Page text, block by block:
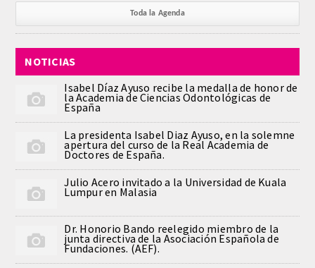
PREVENCION,PROMOCION DE LA
SALUD Y GESTION NUEVAS
TECNOLOGIAS SANITARIAS
ESTOMATOLOGIA MEDICO-
QUIRURGICA
ODONTOLOGIA CONSERVADORA
Alfabético
Toda la Agenda
NOTICIAS
Isabel Díaz Ayuso recibe la medalla de honor de
la Academia de Ciencias Odontológicas de
España
La presidenta Isabel Diaz Ayuso, en la solemne
apertura del curso de la Real Academia de
Doctores de España.
Julio Acero invitado a la Universidad de Kuala
Lumpur en Malasia
Dr. Honorio Bando reelegido miembro de la
junta directiva de la Asociación Española de
Fundaciones. (AEF).